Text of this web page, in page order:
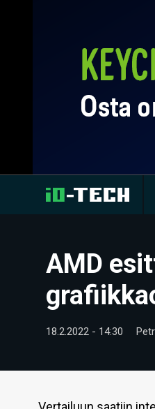
AMD
18.2.2022 - 14:30